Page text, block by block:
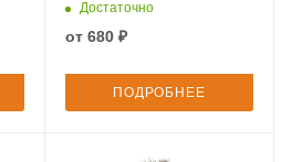
Достаточно
от 680 ₽
ПОДРОБНЕЕ